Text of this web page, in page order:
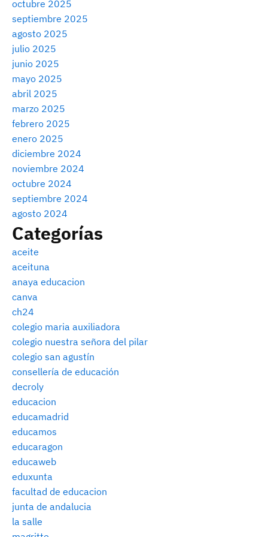
octubre 2025
septiembre 2025
agosto 2025
julio 2025
junio 2025
mayo 2025
abril 2025
marzo 2025
febrero 2025
enero 2025
diciembre 2024
noviembre 2024
octubre 2024
septiembre 2024
agosto 2024
Categorías
aceite
aceituna
anaya educacion
canva
ch24
colegio maria auxiliadora
colegio nuestra señora del pilar
colegio san agustín
consellería de educación
decroly
educacion
educamadrid
educamos
educaragon
educaweb
eduxunta
facultad de educacion
junta de andalucia
la salle